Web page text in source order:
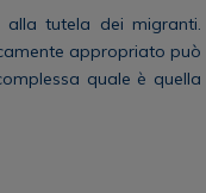
tutela dei migranti.
appropriato può
quale è quella